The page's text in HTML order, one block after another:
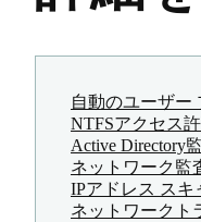
自動のユーザー
NTFSアクセス
Active Directory
ネットワーク監
IPアドレス スキ
ネットワークト